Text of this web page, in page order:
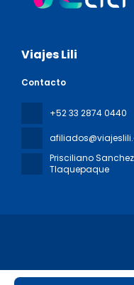
Viajes Lili
Contacto
+52 33 2874 0440
Prisciliano
Tlaquepaque